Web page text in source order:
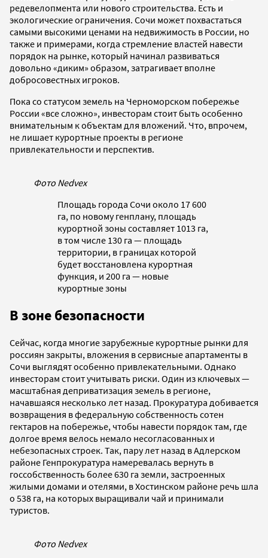
редевелопмента или нового строительства. Есть и
экологические ограничения. Сочи может похвастаться
самыми высокими ценами на недвижимость в России, но
также и примерами, когда стремление властей навести
порядок на рынке, который начинал развиваться
довольно «диким» образом, затрагивает вполне
добросовестных игроков.
Пока со статусом земель на Черноморском побережье
России «все сложно», инвесторам стоит быть особенно
внимательным к объектам для вложений. Что, впрочем,
не лишает курортные проекты в регионе
привлекательности и перспектив.
Фото Nedvex
Площадь города Сочи около 17 600
га, по новому генплану, площадь
курортной зоны составляет 1013 га,
в том числе 130 га — площадь
территории, в границах которой
будет восстановлена курортная
функция, и 200 га — новые
курортные зоны
В зоне безопасности
Сейчас, когда многие зарубежные курортные рынки для
россиян закрыты, вложения в сервисные апартаменты в
Сочи выглядят особенно привлекательными. Однако
инвесторам стоит учитывать риски. Один из ключевых —
масштабная деприватизация земель в регионе,
начавшаяся несколько лет назад. Прокуратура добивается
возвращения в федеральную собственность сотен
гектаров на побережье, чтобы навести порядок там, где
долгое время велось немало несогласованных и
небезопасных строек. Так, пару лет назад в Адлерском
районе Генпрокуратура намеревалась вернуть в
госсобственность более 630 га земли, застроенных
жилыми домами и отелями, в Хостинском районе речь шла
о 538 га, на которых выращивали чай и принимали
туристов.
Фото Nedvex